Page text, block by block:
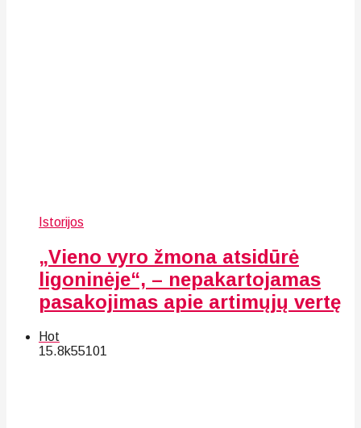
Istorijos
„Vieno vyro žmona atsidūrė
ligoninėje“, – nepakartojamas
pasakojimas apie artimųjų vertę
Hot
15.8k55101